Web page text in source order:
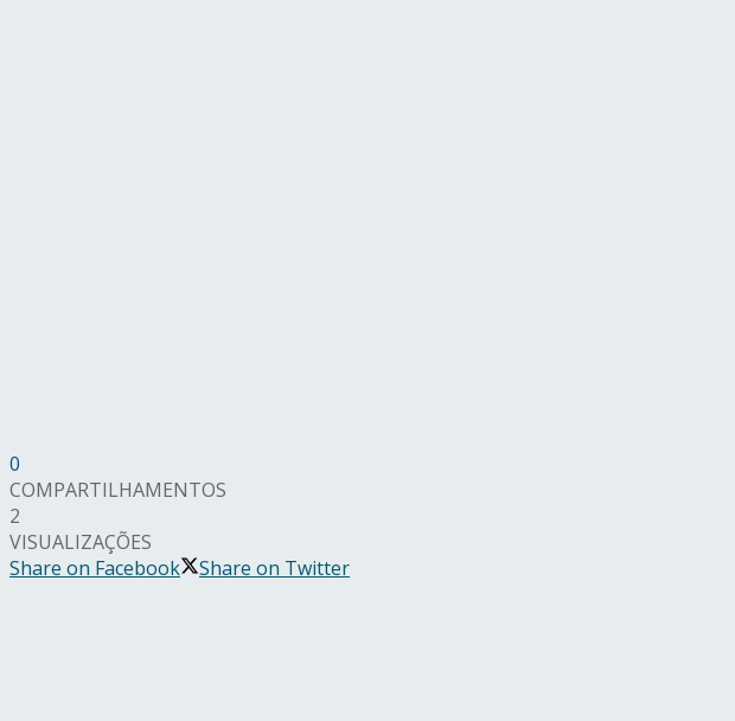
0
COMPARTILHAMENTOS
2
VISUALIZAÇÕES
Share on Facebook
Share on Twitter